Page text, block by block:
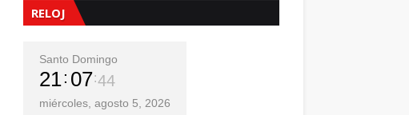
RELOJ
Santo Domingo
21 07 46
miércoles, agosto 5, 2026